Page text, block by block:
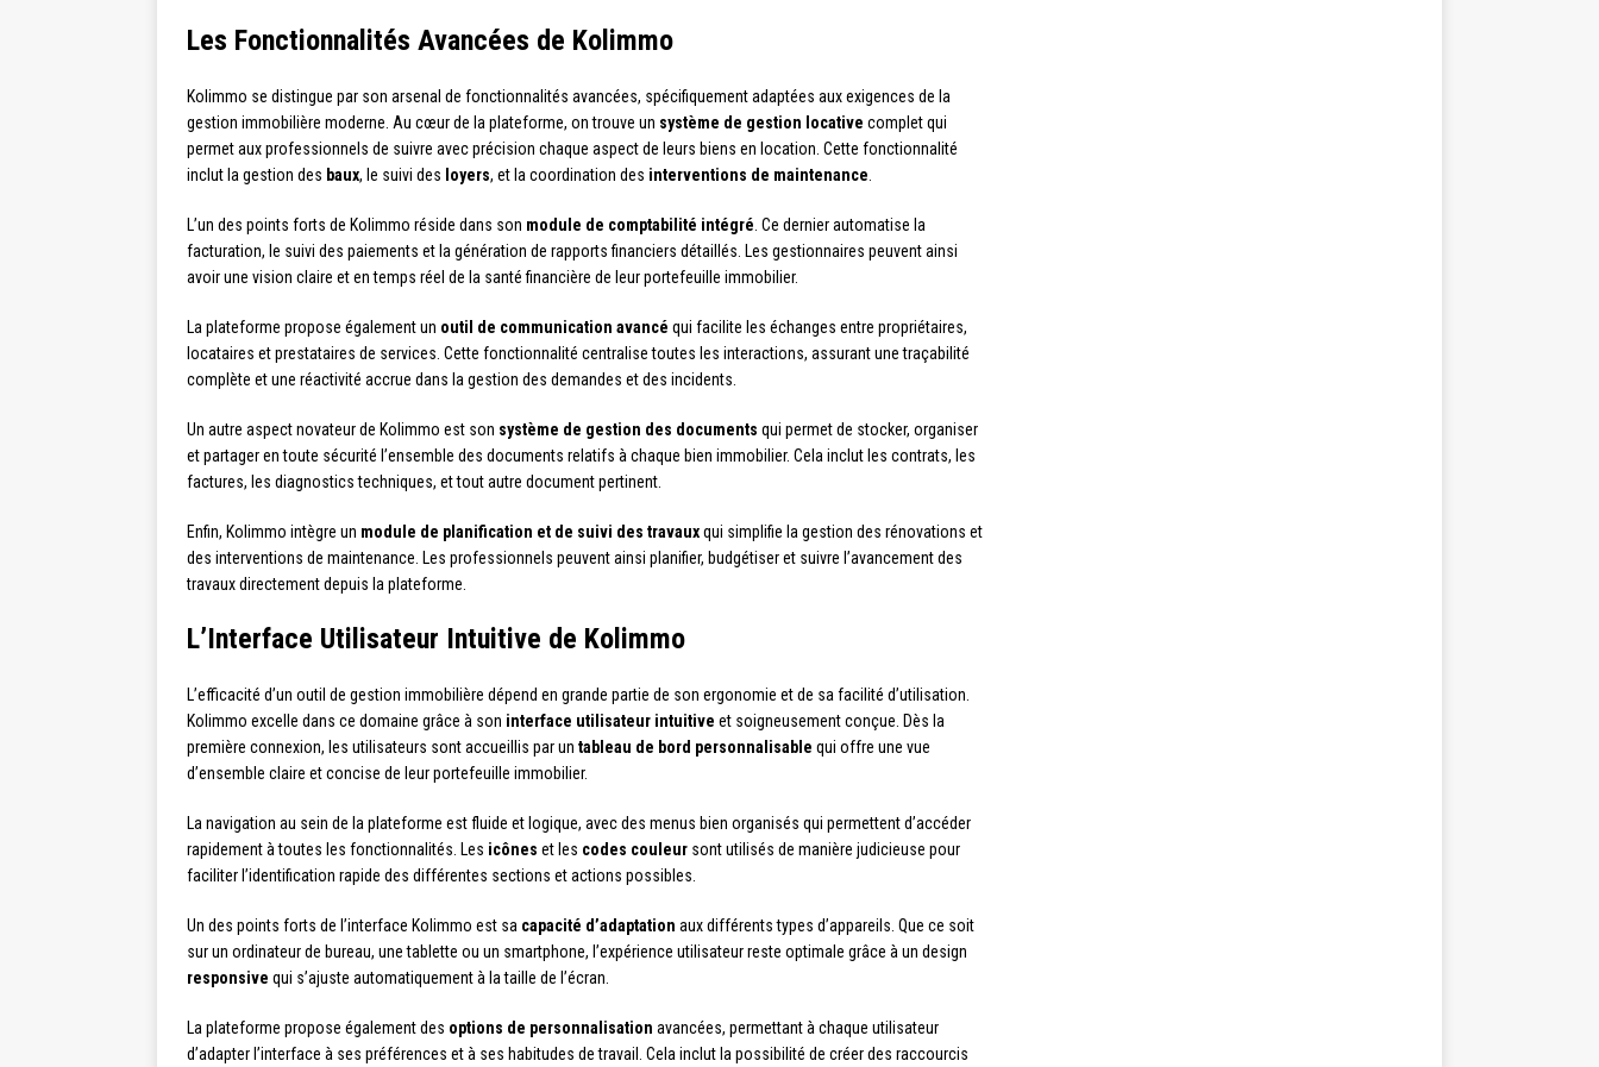
Les Fonctionnalités Avancées de Kolimmo
Kolimmo se distingue par son arsenal de fonctionnalités avancées, spécifiquement adaptées aux exigences de la
gestion immobilière moderne. Au cœur de la plateforme, on trouve un système de gestion locative complet qui
permet aux professionnels de suivre avec précision chaque aspect de leurs biens en location. Cette fonctionnalité
inclut la gestion des baux, le suivi des loyers, et la coordination des interventions de maintenance
L’un des points forts de Kolimmo réside dans son module de comptabilité intégré . Ce dernier automatise la
facturation, le suivi des paiements et la génération de rapports financiers détaillés. Les gestionnaires peuvent ainsi
avoir une vision claire et en temps réel de la santé financière de leur portefeuille immobilier.
La plateforme propose également un outil de communication avancé qui facilite les échanges entre propriétaires,
locataires et prestataires de services. Cette fonctionnalité centralise toutes les interactions, assurant une traçabilité
complète et une réactivité accrue dans la gestion des demandes et des incidents.
Un autre aspect novateur de Kolimmo est son système de gestion des documents qui permet de stocker, organiser
et partager en toute sécurité l’ensemble des documents relatifs à chaque bien immobilier. Cela inclut les contrats, les
factures, les diagnostics techniques, et tout autre document pertinent.
Enfin, Kolimmo intègre un module de planification et de suivi des travauxqui simplifie la gestion des rénovations et
des interventions de maintenance. Les professionnels peuvent ainsi planifier, budgétiser et suivre l’avancement des
travaux directement depuis la plateforme.
L’Interface Utilisateur Intuitive de Kolimmo
L’efficacité d’un outil de gestion immobilière dépend en grande partie de son ergonomie et de sa facilité d’utilisation.
Kolimmo excelle dans ce domaine grâce à son interface utilisateur intuitive et soigneusement conçue. Dès la
première connexion, les utilisateurs sont accueillis par un tableau de bord personnalisable qui offre une vue
d’ensemble claire et concise de leur portefeuille immobilier.
La navigation au sein de la plateforme est fluide et logique, avec des menus bien organisés qui permettent d’accéder
rapidement à toutes les fonctionnalités. Les icônes et les codes couleur sont utilisés de manière judicieuse pour
faciliter l’identification rapide des différentes sections et actions possibles.
Un des points forts de l’interface Kolimmo est sa capacité d’adaptation aux différents types d’appareils. Que ce soit
sur un ordinateur de bureau, une tablette ou un smartphone, l’expérience utilisateur reste optimale grâce à un design
responsive qui s’ajuste automatiquement à la taille de l’écran.
La plateforme propose également des options de personnalisation avancées, permettant à chaque utilisateur
d’adapter l’interface à ses préférences et à ses habitudes de travail. Cela inclut la possibilité de créer des raccourcis